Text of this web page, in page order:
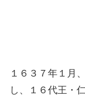
１６３７年１月
し、１６代王・